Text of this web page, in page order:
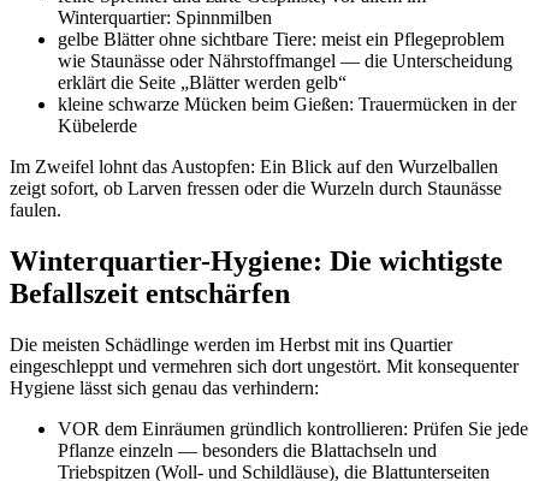
Winterquartier: Spinnmilben
gelbe Blätter ohne sichtbare Tiere: meist ein Pflegeproblem
wie Staunässe oder Nährstoffmangel — die Unterscheidung
erklärt die Seite „Blätter werden gelb“
kleine schwarze Mücken beim Gießen: Trauermücken in der
Kübelerde
Im Zweifel lohnt das Austopfen: Ein Blick auf den Wurzelballen
zeigt sofort, ob Larven fressen oder die Wurzeln durch Staunässe
faulen.
Winterquartier-Hygiene: Die wichtigste
Befallszeit entschärfen
Die meisten Schädlinge werden im Herbst mit ins Quartier
eingeschleppt und vermehren sich dort ungestört. Mit konsequenter
Hygiene lässt sich genau das verhindern:
VOR dem Einräumen gründlich kontrollieren: Prüfen Sie jede
Pflanze einzeln — besonders die Blattachseln und
Triebspitzen (Woll- und Schildläuse), die Blattunterseiten